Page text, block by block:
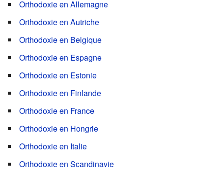
Orthodoxie en Allemagne
Orthodoxie en Autriche
Orthodoxie en Belgique
Orthodoxie en Espagne
Orthodoxie en Estonie
Orthodoxie en Finlande
Orthodoxie en France
Orthodoxie en Hongrie
Orthodoxie en Italie
Orthodoxie en Scandinavie